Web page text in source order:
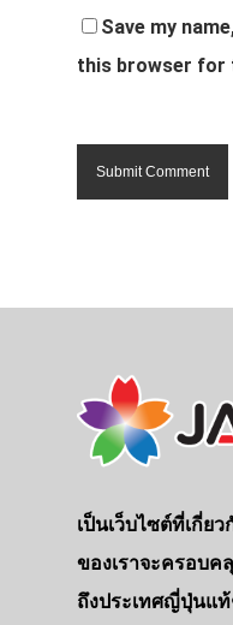
Save my
this browser for
เป็นเว็บไซต์ที่เกี่ย
ของเราจะครอบค
ถึงประเทศญี่ปุ่นแ